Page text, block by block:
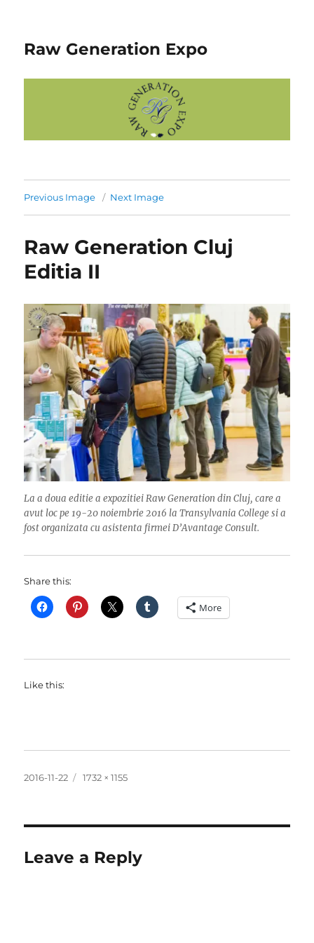
Raw Generation Expo
Previous Image Next Image
Raw Generation Cluj
Editia II
La a doua editie a expozitiei Raw Generation din Cluj, care a
avut loc pe 19-20 noiembrie 2016 la Transylvania College si a
fost organizata cu asistenta firmei D’Avantage Consult.
Share this:
More
Like this:
Posted
2016-11-22
Full
1732 × 1155
Leave a Reply